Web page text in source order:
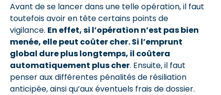
Avant de se lancer dans une telle opération, il faut
toutefois avoir en tête certains points de
vigilance. En effet, si l’opération n’est pas bien
menée, elle peut coûter cher. Si l’emprunt
global dure plus longtemps, il coûtera
automatiquement plus cher. Ensuite, il faut
penser aux différentes pénalités de résiliation
anticipée, ainsi qu’aux éventuels frais de dossier.